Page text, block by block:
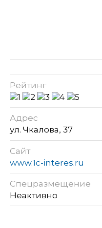
Рейтинг
Адрес
ул. Чкалова, 37
Сайт
www.1c-interes.ru
Спецразмещение
Неактивно